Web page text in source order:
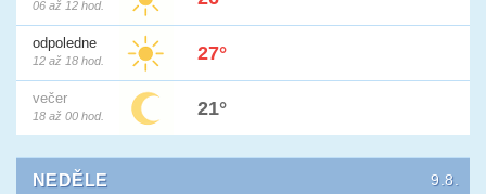
06 až 12 hod.
odpoledne
12 až 18 hod. 27°
večer
18 až 00 hod. 21°
NEDĚLE 9.8.